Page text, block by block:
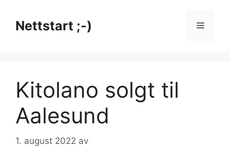
innholdNettstart ;-) Meny
Kitolano solgt til
Aalesund
1. august 2022 av